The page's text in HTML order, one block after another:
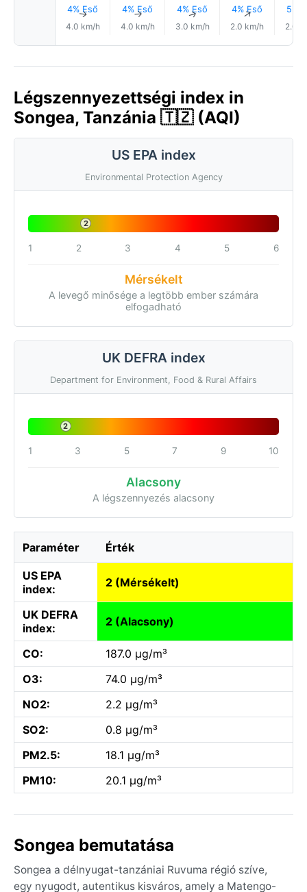
4% Eső
↑
4.0 km/h
4% Eső
↑
4.0 km/h
4% Eső
↑
3.0 km/h
4% Eső
↑
2.0 km/h
5%
2.0
Légszennyezettségi index in
Songea, Tanzánia 🇹🇿 (AQI)
US EPA index
Environmental Protection Agency
2
1 2 3 4 5 6
Mérsékelt
A levegő minősége a legtöbb ember számára
elfogadható
UK DEFRA index
Department for Environment, Food & Rural Affairs
2
1 3 5 7 9 10
Alacsony
A légszennyezés alacsony
Paraméter Érték
US EPA
index:
2 (Mérsékelt)
UK DEFRA
index:
2 (Alacsony)
CO:
187.0 µg/m³
O3:
74.0 µg/m³
NO2:
2.2 µg/m³
SO2:
0.8 µg/m³
PM2.5:
18.1 µg/m³
PM10:
20.1 µg/m³
Songea bemutatása
Songea a délnyugat-tanzániai Ruvuma régió szíve,
egy nyugodt, autentikus kisváros, amely a Matengo-